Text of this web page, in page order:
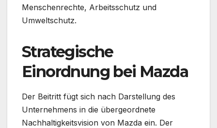
Menschenrechte, Arbeitsschutz und
Umweltschutz.
Strategische
Einordnung bei Mazda
Der Beitritt fügt sich nach Darstellung des
Unternehmens in die übergeordnete
Nachhaltigkeitsvision von Mazda ein. Der